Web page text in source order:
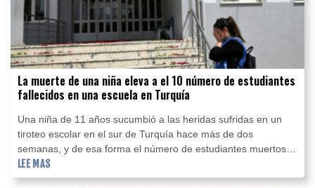
La muerte de una niña eleva a el 10 número de estudiantes
fallecidos en una escuela en Turquía
Una niña de 11 años sucumbió a las heridas sufridas en un
tiroteo escolar en el sur de Turquía hace más de dos
semanas, y de esa forma el número de estudiantes muertos
en ese ataque ascendió a 10, informó la prensa local este
lunes.
LEE MAS